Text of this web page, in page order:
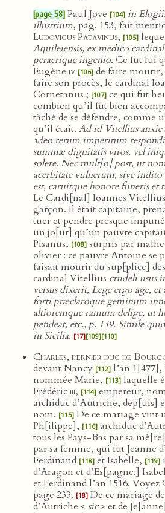
[page 58] Paul Jove [104] in
illustrium, pag. 153, fait
Ludovicus Patavinus, [105]
Aquileiensis, ex medico
peracrique ingenio. Ce fut lui
Eugène iv [106] de faire
faire son procès, le cardinal
Cornetanus ; [107] ce qui fut
combien qu’il fût bien
tâché de se défendre, comme
qu’il était. Ad id Vitellius anxie
adeo rerum imperitum
summæ dignitatis viros, vel
solere. Nec mult[o] post, ut
acerbitate vulnerum, sive
est, caruitque honore funeris et
Le Cardi[nal] Ioannes
garçon. Il était capitaine,
tuer et pendre presque
un jo[ur] qu’un pauvre
Pisanus, [108] surpris par
olivier : ce pauvre Antoine se
faisait mourir du sup[plice]
cardinal Vitellius crudeli usus
versus dixerit, Lege ergo age,
forti præclaroque geminum
altioremque ramum delige, ut
pendeat, etc., p. 149. Simile
in Sicilia. [17][109][110]
Charles, dernier duc de
devant Nancy [112] l’an
nommée Marie, [113] laquelle
Frédériciii, [114] empereur,
archiduc d’Autriche, dep[uis]
nom. [115] De ce mariage vint
Ph[ilippe], [116] archiduc
tous les Pays-Bas par sa
par sa femme, qui fut Jeanne
Ferdinand [118] et Isabelle, [119]
d’Aragon et d’Es[pagne.]
et Ferdinand l’an 1516.
page 233. [18] De ce mariage
d’Autriche < sic> et de